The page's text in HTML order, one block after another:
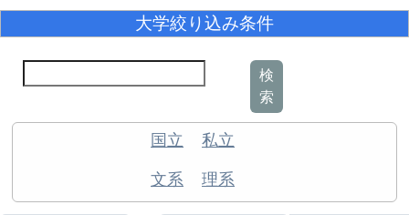
大学絞り込み条件
検
索
国立 私立
文系 理系